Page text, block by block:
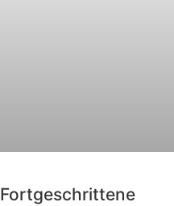
Fortgeschrittene